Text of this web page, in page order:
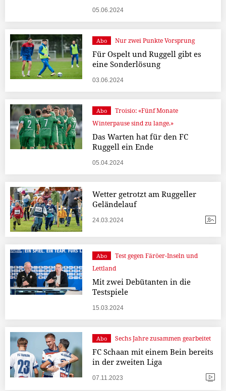
05.06.2024
Abo Nur zwei Punkte Vorsprung
Für Ospelt und Ruggell gibt es
eine Sonderlösung
03.06.2024
Abo
Troisio: «Fünf Monate
Winterpause sind zu lange.»
Das Warten hat für den FC
Ruggell ein Ende
05.04.2024
Wetter getrotzt am Ruggeller
Geländelauf
24.03.2024
Abo
Test gegen Färöer-Inseln und
Lettland
Mit zwei Debütanten in die
Testspiele
15.03.2024
Abo Sechs Jahre zusammen gearbeitet
FC Schaan mit einem Bein bereits
in der zweiten Liga
07.11.2023